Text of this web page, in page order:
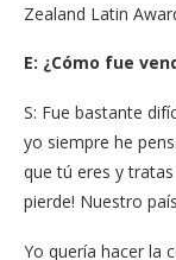
Zealand Latin
E: ¿Cómo fue
S: Fue bastante
yo siempre he
que tú eres y
pierde! Nuestro
Yo quería hacer la